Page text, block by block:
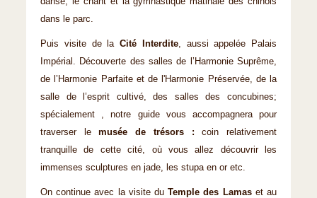
dans le parc.
Puis visite de laCité Interdite, aussi appelée Palais
Impérial. Découverte des salles de l’Harmonie Suprême,
de l’Harmonie Parfaite et de l'Harmonie Préservée, de la
salle de l’esprit cultivé, des salles des concubines;
spécialement , notre guide vous accompagnera pour
traverser lemusée de trésors : coin relativement
tranquille de cette cité, où vous allez découvrir les
immenses sculptures en jade, les stupa en or etc.
On continue avec la visite duTemple des Lamaset au